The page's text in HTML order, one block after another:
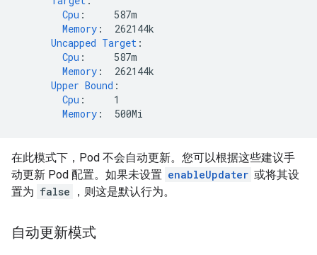
Cpu :
587m
Memory :
262144k
Uncapped Target :
Cpu :
587m
Memory :
262144k
Upper Bound :
Cpu :
1
Memory : 500Mi
在此模式下，Pod 不会自动更新。您可以根据这些建议手
动更新 Pod 配置。如果未设置 enableUpdater 或将其设
置为 false ，则这是默认行为。
自动更新模式